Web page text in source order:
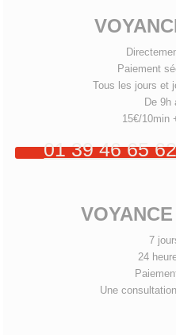
Paiement
Tous les jours et
De 9h
15€/10min
01 39 46 65
7
24
Une